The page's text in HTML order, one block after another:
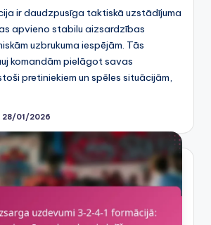
ir daudzpusīga taktiskā uzstādījuma
apvieno stabilu aizsardzības
uzbrukuma iespējām. Tās
komandām pielāgot savas
pretiniekiem un spēles situācijām,
28/01/2026